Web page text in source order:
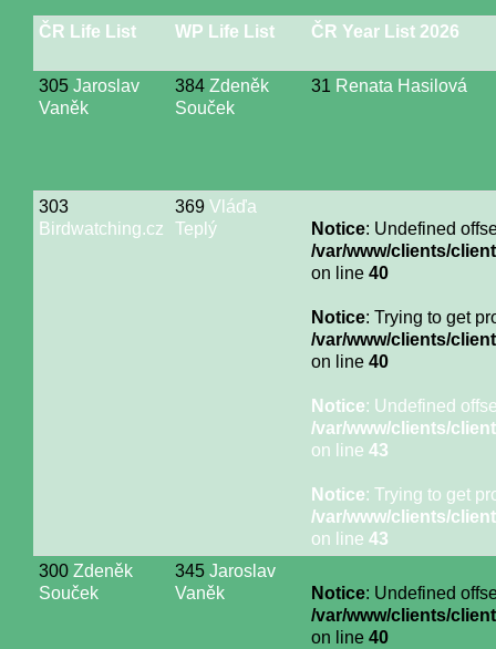
ČR Life List WP Life List ČR Year List 2026
305 Jaroslav
Vaněk
384 Zdeněk
Souček
31 Renata Hasilová
303
Birdwatching.cz
369 Vláďa
Teplý
Notice: Undefined
/var/www/clients/
on line 40
Notice: Trying to get
/var/www/clients/
on line 40
Notice: Undefined
/var/www/clients/
on line 43
Notice: Trying to get
/var/www/clients/
on line 43
300 Zdeněk
Souček
345 Jaroslav
Vaněk
Notice: Undefined
/var/www/clients/
on line 40